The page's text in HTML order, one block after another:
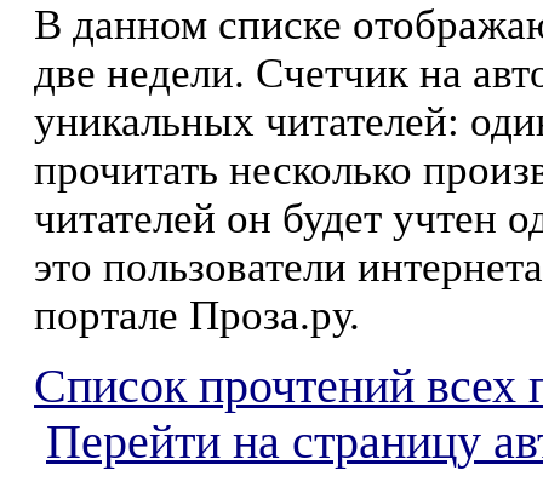
В данном списке
две недели. Счетчик на
уникальных читателей:
прочитать несколько
читателей он будет учтен
это пользователи
портале Проза.ру.
Список прочтений всех
Перейти на страницу